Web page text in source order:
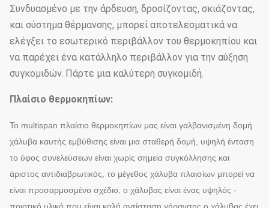
Συνδυασμένο με την άρδευση, δροσίζοντας, σκιάζοντας,
και σύστημα θέρμανσης, μπορεί αποτελεσματικά να
ελέγξει το εσωτερικό περιβάλλον του θερμοκηπίου και
να παρέχει ένα κατάλληλο περιβάλλον για την αύξηση
συγκομιδών. Πάρτε μια καλύτερη συγκομιδή.
Πλαίσιο θερμοκηπίων:
Το multispan πλαίσιο θερμοκηπίων μας είναι γαλβανισμένη δομή
χάλυβα καυτής εμβύθισης είναι μια σταθερή δομή, υψηλή ένταση
το ύφος συνελεύσεων είναι χωρίς σημεία συγκόλλησης και
άριστος αντιδιαβρωτικός, το μέγεθος χάλυβα πλαισίων μπορεί να
είναι προσαρμοσμένο σχέδιο, ο χάλυβας είναι ένας υψηλός -